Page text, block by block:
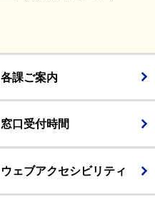
各課ご案内
窓口受付時間
ウェブアクセシビリティ